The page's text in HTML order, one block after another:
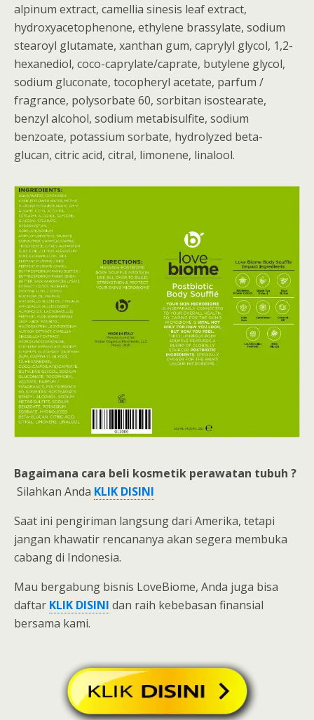
alpinum extract, camellia sinesis leaf extract,
hydroxyacetophenone, ethylene brassylate, sodium
stearoyl glutamate, xanthan gum, caprylyl glycol, 1,2-
hexanediol, coco-caprylate/caprate, butylene glycol,
sodium gluconate, tocopheryl acetate, parfum /
fragrance, polysorbate 60, sorbitan isostearate,
benzyl alcohol, sodium metabisulfite, sodium
benzoate, potassium sorbate, hydrolyzed beta-
glucan, citric acid, citral, limonene, linalool.
Bagaimana cara beli kosmetik perawatan tubuh ?
Silahkan Anda KLIK DISINI
Saat ini pengiriman langsung dari Amerika, tetapi
jangan khawatir rencananya akan segera membuka
cabang di Indonesia.
Mau bergabung bisnis LoveBiome, Anda juga bisa
daftar KLIK DISINI dan raih kebebasan finansial
bersama kami.